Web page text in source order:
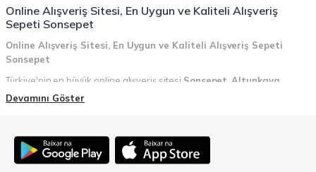
Online Alışveriş Sitesi, En Uygun ve Kaliteli Alışveriş
Sepeti Sonsepet
Online Alışveriş Sitesi, En Uygun ve Kaliteli Alışveriş Sepeti
Sonsepet
Türkiye'nin en büyük online alışveriş sitesi Sonsepet Altunkaya
Holdinggüvencesiyle hizmet vermektedir! Sonsepet, online alışveriş
teslimat ve güvenli ödeme seçenekleriyle, alışveriş yaparken
zamanınızı ve paranızı en verimli şekilde kullanırsınız.
Devamını Göster